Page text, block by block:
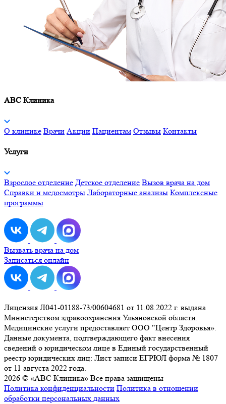
ABC Клиника
О клинике Врачи Акции Пациентам Отзывы Контакты
Услуги
Взрослое отделение Детское отделение Вызов врача на дом
Справки и медосмотры Лабораторные анализы Комплексные
программы
Вызвать врача на дом
Записаться онлайн
Лицензия Л041-01188-73/00604681 от 11.08.2022 г. выдана
Министерством здравоохранения Ульяновской области.
Медицинские услуги предоставляет ООО "Центр Здоровья».
Данные документа, подтверждающего факт внесения
сведений о юридическом лице в Единый государственный
реестр юридических лиц: Лист записи ЕГРЮЛ форма № 1807
от 11 августа 2022 года.
2026 © «ABC Клиника» Все права защищены
Политика конфиденциальности Политика в отношении
обработки персональных данных